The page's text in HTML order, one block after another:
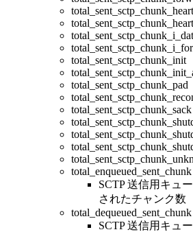
total_sent_sctp_chunk_init
total_sent_sctp_chunk_pad
total_sent_sctp_chunk_sack
total_enqueued_sent_chunk
SCTP 送信用キュ
されたチャンク数
total_dequeued_sent_chunk
SCTP 送信用キュ